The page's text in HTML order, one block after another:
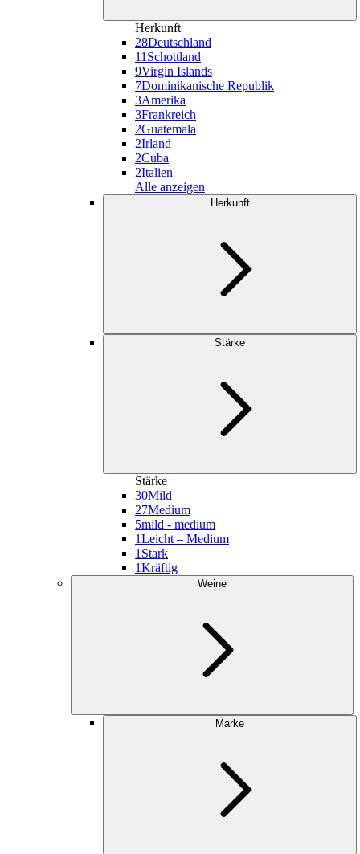
Herkunft
28Deutschland
11 Schottland
9Virgin Islands
7Dominikanische Republik
3Amerika
3Frankreich
2Guatemala
2Irland
2Cuba
2Italien
Alle anzeigen
Herkunft
Stärke
Stärke
30Mild
27Medium
5mild - medium
1Leicht – Medium
1 Stark
1Kräftig
Weine
Marke